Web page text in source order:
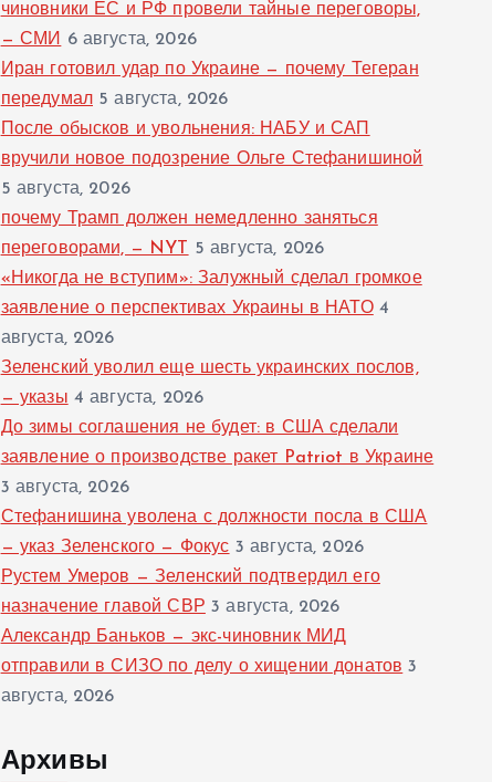
чиновники ЕС и РФ провели тайные переговоры,
— СМИ 6 августа, 2026
Иран готовил удар по Украине — почему Тегеран
передумал 5 августа, 2026
После обысков и увольнения: НАБУ и САП
вручили новое подозрение Ольге Стефанишиной
5 августа, 2026
почему Трамп должен немедленно заняться
переговорами, — NYT
5 августа, 2026
«Никогда не вступим»: Залужный сделал громкое
заявление о перспективах Украины в НАТО 4
августа, 2026
Зеленский уволил еще шесть украинских послов,
— указы 4 августа, 2026
До зимы соглашения не будет: в США сделали
заявление о производстве ракет Patriot в Украине
3 августа, 2026
Стефанишина уволена с должности посла в США
— указ Зеленского — Фокус 3 августа, 2026
Рустем Умеров — Зеленский подтвердил его
назначение главой СВР 3 августа, 2026
Александр Баньков — экс-чиновник МИД
отправили в СИЗО по делу о хищении донатов 3
августа, 2026
Архивы